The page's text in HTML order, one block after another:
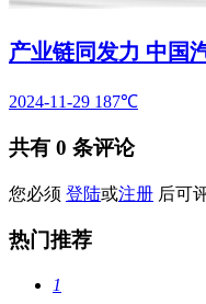
产业链同发力 中国
2024-11-29 187℃
共有 0 条评论
您必须 登陆或注册 后可
热门推荐
1